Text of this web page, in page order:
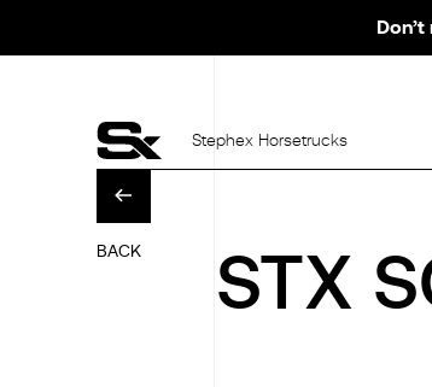
Stephex Horsetrucks
BACK STX